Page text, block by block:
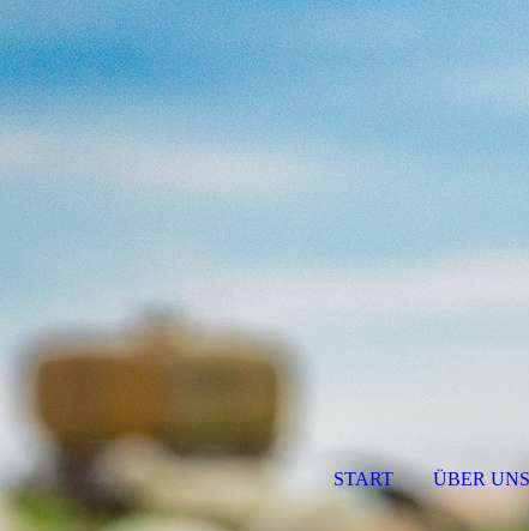
START ÜBER UNS